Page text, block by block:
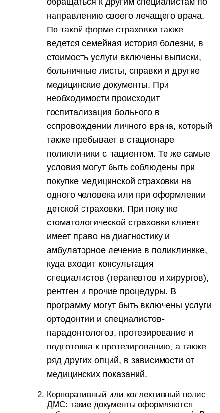
обращаться к другим специалистам по
направлению своего лечащего врача.
По такой форме страховки также
ведется семейная история болезни, в
стоимость услуги включены выписки,
больничные листы, справки и другие
медицинские документы. При
необходимости происходит
госпитализация больного в
сопровождении личного врача, который
также пребывает в стационаре
поликлиники с пациентом. Те же самые
условия могут быть соблюдены при
покупке медицинской страховки на
одного человека или при оформлении
детской страховки. При покупке
стоматологической страховки клиент
имеет право на диагностику и
амбулаторное лечение в поликлинике,
куда входит консультация
специалистов (терапевтов и хирургов),
рентген и прочие процедуры. В
программу могут быть включены услуги
ортодонтии и специалистов-
парадонтологов, протезирование и
подготовка к протезированию, а также
ряд других опций, в зависимости от
медицинских показаний.
Корпоративный или коллективный полис
ДМС: такие документы оформляются